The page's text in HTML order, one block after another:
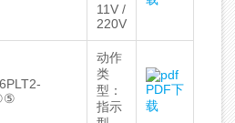
11V /
220V
动作
类
型：
指示
PDF下
载